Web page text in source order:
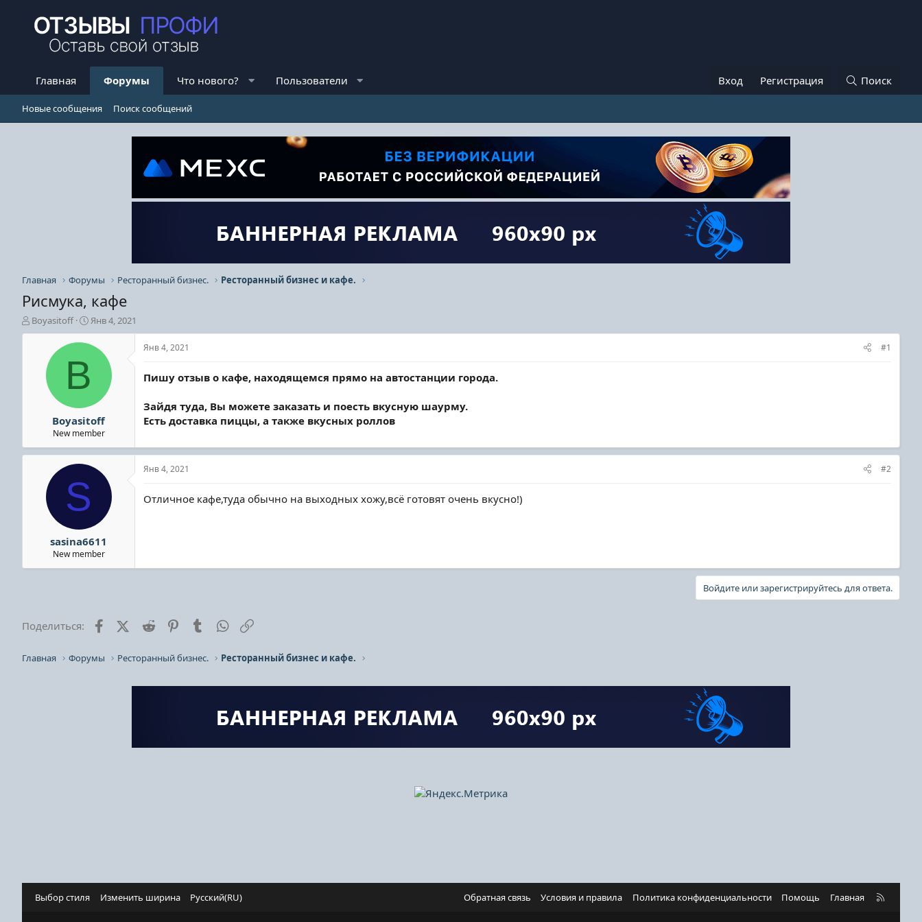
Главная Форумы Что нового? Пользователи Вход Регистрация Поиск
Новые сообщения Поиск сообщений
Главная Форумы Ресторанный бизнес. Ресторанный бизнес и кафе.
Рисмука, кафе
А
в
Boyasitoff
Д
а
т
а
л
а
Янв 4, 2021
B
Boyasitoff
New member
Янв 4, 2021 #1
Пишу отзыв о кафе, находящемся прямо на автостанции города.
Зайдя туда, Вы можете заказать и поесть вкусную шаурму.
Есть доставка пиццы, а также вкусных роллов
S
sasina6611
New member
Янв 4, 2021 #2
Отличное кафе,туда обычно на выходных хожу,всё готовят очень вкусно!)
Войдите или зарегистрируйтесь для ответа.
Поделиться: FacebookX (Twitter)
Reddit PinterestTumblr WhatsApp
Главная Форумы Ресторанный бизнес. Ресторанный бизнес и кафе.
Выбор стиля Изменить ширина Русский(RU) Обратная связь Условия и правила Политика конфиденциальности Помощь Главная
R